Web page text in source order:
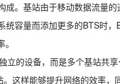
。 基站由于移动数据流量
容量而添加更多的BTS时
的设备，而是多个基站共享
这样能够提升网络的效率